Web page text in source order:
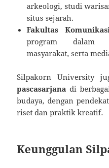
arkeologi, studi
situs sejarah.
Fakultas
program dalam
masyarakat, serta
Silpakorn University
pascasarjana di
budaya, dengan
riset dan praktik kreatif.
Keunggulan